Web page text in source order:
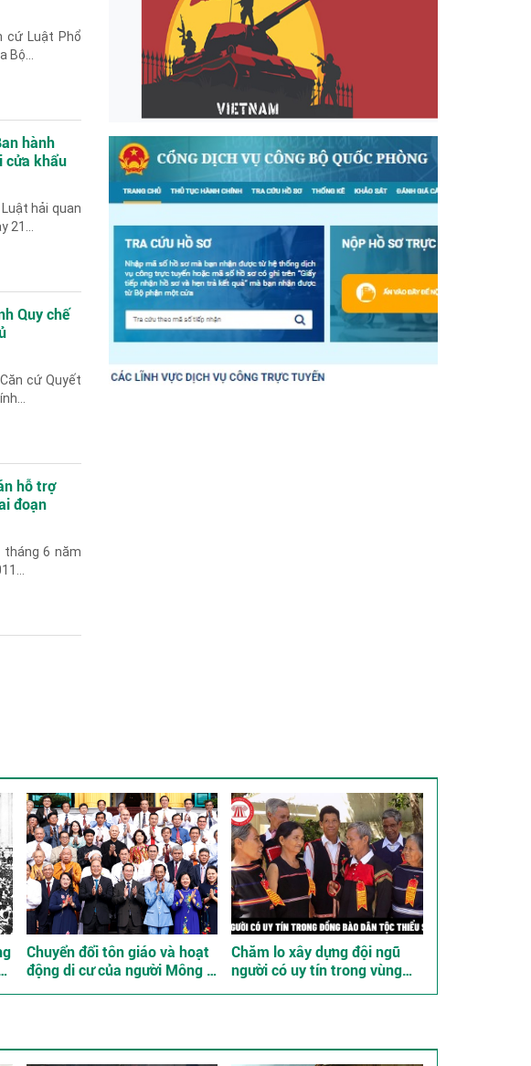
cứ Luật Phổ
Bộ...
hành
cửa khẩu
hải quan
21...
Quy chế
Căn cứ Quyết
hỗ trợ
đoạn
tháng 6 năm
Chuyển đổi tôn giáo và hoạt
động di cư của người Mông ở
Chăm lo xây dựng đội ngũ
người có uy tín trong vùng